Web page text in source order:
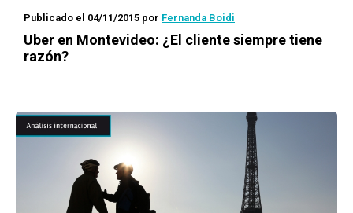
Publicado el 04/11/2015 por Fernanda Boidi
Uber en Montevideo: ¿El cliente siempre tiene
razón?